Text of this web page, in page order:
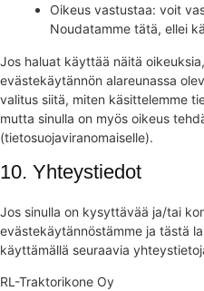
Oikeus vastustaa: voit
Noudatamme tätä, ellei
Jos haluat käyttää näitä
evästekäytännön alareunassa
valitus siitä, miten käsittelemme
mutta sinulla on myös oikeus
(tietosuojaviranomaiselle).
10. Yhteystiedot
Jos sinulla on kysyttävää ja/tai
evästekäytännöstämme ja tästä
käyttämällä seuraavia
RL-Traktorikone Oy